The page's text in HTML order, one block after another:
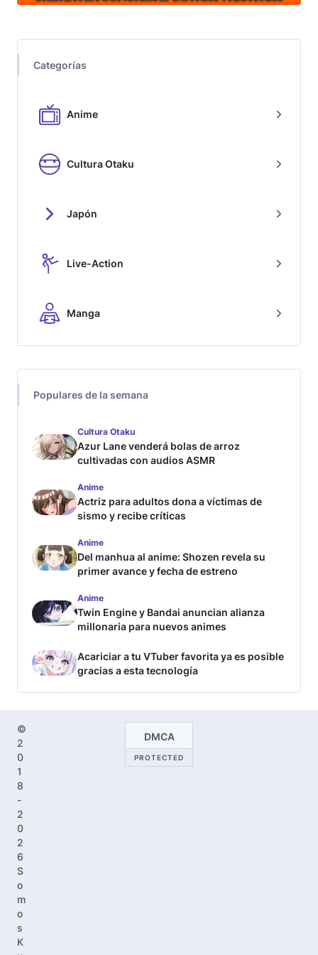
Categorías
Anime
Cultura Otaku
Japón
Live-Action
Manga
Populares de la semana
Cultura Otaku
Azur Lane venderá bolas de arroz
cultivadas con audios ASMR
Anime
Actriz para adultos dona a víctimas de
sismo y recibe críticas
Anime
Del manhua al anime: Shozen revela su
primer avance y fecha de estreno
Anime
Twin Engine y Bandai anuncian alianza
millonaria para nuevos animes
Acariciar a tu VTuber favorita ya es posible
gracias a esta tecnología
©
2
0
1
8
-
2
0
2
6
S
o
m
o
s
K
DMCA
PROTECTED